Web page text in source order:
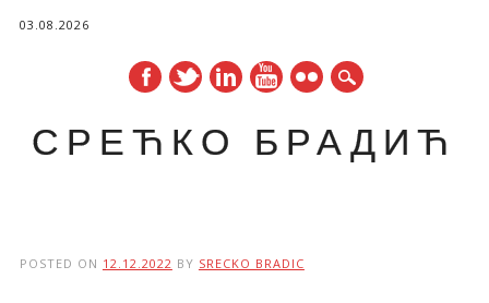
03.08.2026
СРЕЋКО БРАДИЋ
POSTED ON 12.12.2022 BY SRECKO BRADIC